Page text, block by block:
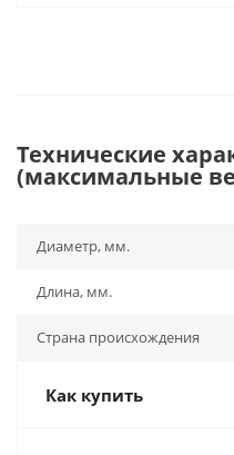
Технические
(максимальные
Диаметр, мм.
Длина, мм.
Страна происхождения
Как купить